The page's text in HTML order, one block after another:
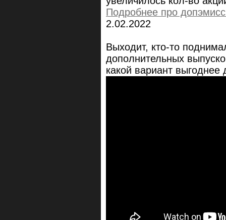
Подробнее про
2.02.2022
Выходит, кто-то
дополнительных
какой вариант выгоднее